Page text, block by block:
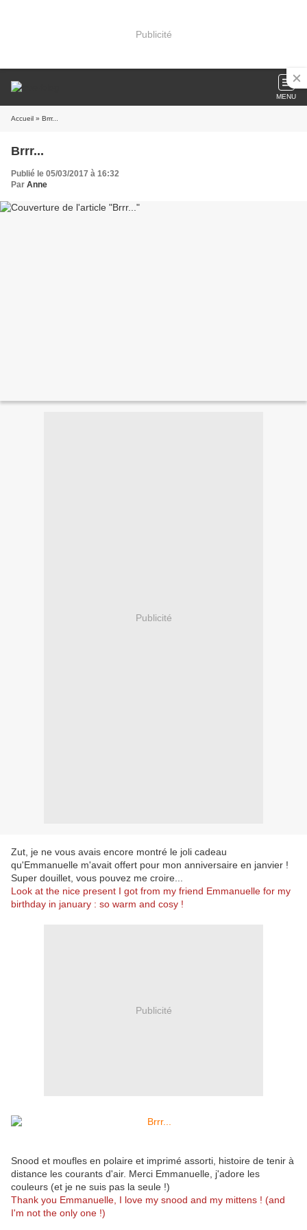
Publicité
MENU
Accueil » Brrr...
Brrr...
Publié le 05/03/2017 à 16:32
Par Anne
Publicité
Zut, je ne vous avais encore montré le joli cadeau
qu'Emmanuelle m'avait offert pour mon anniversaire en janvier !
Super douillet, vous pouvez me croire...
Look at the nice present I got from my friend Emmanuelle for my
birthday in january : so warm and cosy !
Publicité
Snood et moufles en polaire et imprimé assorti, histoire de tenir à
distance les courants d'air. Merci Emmanuelle, j'adore les
couleurs (et je ne suis pas la seule !)
Thank you Emmanuelle, I love my snood and my mittens ! (and
I'm not the only one !)